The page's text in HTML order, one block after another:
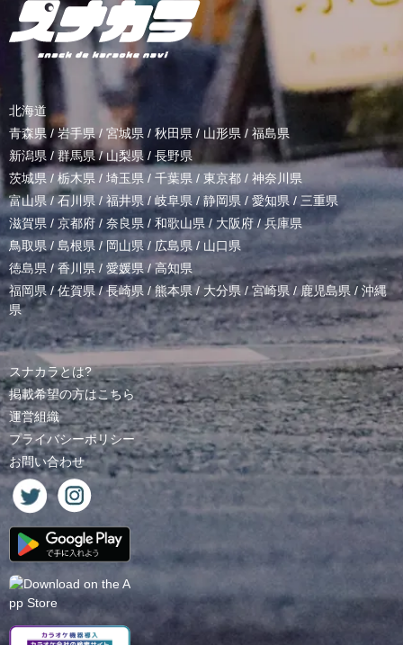
北海道
青森県 /岩手県/ 宮城県 / 秋田県 / 山形県 / 福島県
新潟県 /群馬県/山梨県 / 長野県
茨城県 / 栃木県 / 埼玉県 / 千葉県 / 東京都 / 神奈川県
富山県 /石川県 / 福井県/岐阜県 / 静岡県 / 愛知県 / 三重県
滋賀県 / 京都府 / 奈良県 / 和歌山県 / 大阪府 /兵庫県
鳥取県 / 島根県 /岡山県/ 広島県 / 山口県
徳島県 /香川県 / 愛媛県/高知県
福岡県 / 佐賀県/長崎県 /熊本県 / 大分県/宮崎県 / 鹿児島県 / 沖縄
県
スナカラとは?
掲載希望の方はこちら
運営組織
プライバシーポリシー
お問い合わせ